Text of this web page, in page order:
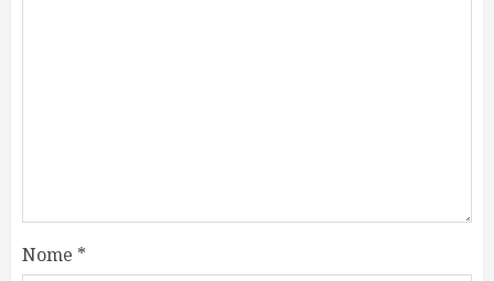
Nome *